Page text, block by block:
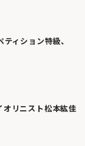
ィション特級、
リニスト松本紘佳